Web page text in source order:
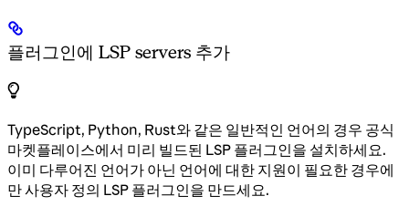
플러그인에 LSP servers 추가
TypeScript, Python, Rust와 같은 일반적인 언어의 경우 공식
마켓플레이스에서 미리 빌드된 LSP 플러그인을 설치하세요.
이미 다루어진 언어가 아닌 언어에 대한 지원이 필요한 경우에
만 사용자 정의 LSP 플러그인을 만드세요.